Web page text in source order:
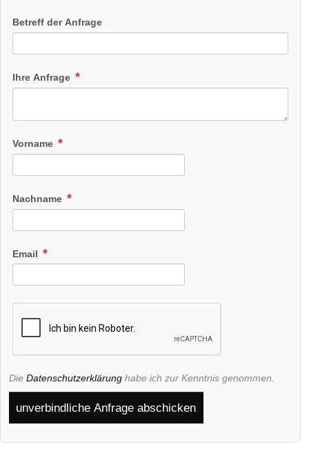
Betreff der Anfrage
Ihre Anfrage
Vorname
Nachname
Email
Die Datenschutzerklärung habe ich zur Kenntnis genommen.
unverbindliche Anfrage abschicken